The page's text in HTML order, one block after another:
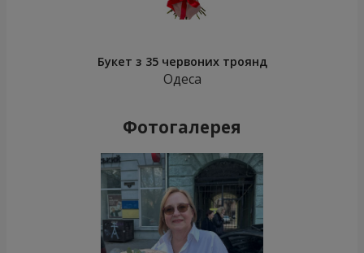
Букет з 35 червоних троянд
Одеса
Фотогалерея